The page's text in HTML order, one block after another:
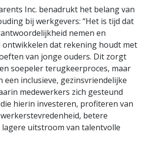
Inc. benadrukt het belang van
bij werkgevers: “Het is tijd dat
nemen en
dat rekening houdt met
van jonge ouders. Dit zorgt
soepeler terugkeerproces, maar
een inclusieve, gezinsvriendelijke
medewerkers zich gesteund
hierin investeren, profiteren van
betere
uitstroom van talentvolle